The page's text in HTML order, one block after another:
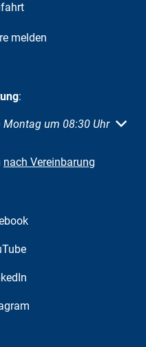
melden
:
Schließzeiten
um 08:30 Uhr
nach Vereinbarung